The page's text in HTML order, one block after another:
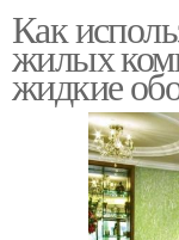
Как
жилых
жидкие